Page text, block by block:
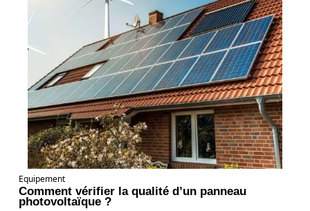
Equipement
Comment vérifier la qualité d’un panneau
photovoltaïque ?